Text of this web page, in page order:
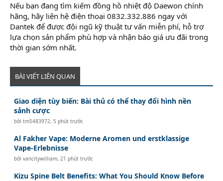
Nếu bạn đang tìm kiếm đồng hồ nhiệt độ Daewon chính
hãng, hãy liên hệ điện thoại 0832.332.886 ngay với
Dantek để được đội ngũ kỹ thuật tư vấn miễn phí, hỗ trợ
lựa chọn sản phẩm phù hợp và nhận báo giá ưu đãi trong
thời gian sớm nhất.
BÀI VIẾT LIÊN QUAN
Giao diện tùy biến: Bài thủ có thể thay đổi hình nền
sảnh cược
bởitm5483972,5 phút trước
Al Fakher Vape: Moderne Aromen und erstklassige
Vape-Erlebnisse
bởivancitywilliam,21 phút trước
Kizu Spine Belt Benefits: What You Should Know Before